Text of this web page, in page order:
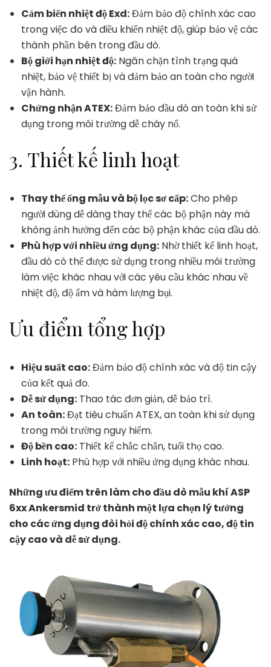
Cảm biến nhiệt độ Exd:Đảm bảo độ chính xác cao
trong việc đo và điều khiển nhiệt độ, giúp bảo vệ các
thành phần bên trong đầu dò.
Bộ giới hạn nhiệt độ: Ngăn chặn tình trạng quá
nhiệt, bảo vệ thiết bị và đảm bảo an toàn cho người
vận hành.
Chứng nhận ATEX:Đảm bảo đầu dò an toàn khi sử
dụng trong môi trường dễ cháy nổ.
3. Thiết kế linh hoạt
Thay thế ống mẫu và bộ lọc sơ cấp:Cho phép
người dùng dễ dàng thay thế các bộ phận này mà
không ảnh hưởng đến các bộ phận khác của đầu dò.
Phù hợp với nhiều ứng dụng: Nhờ thiết kế linh hoạt,
đầu dò có thể được sử dụng trong nhiều môi trường
làm việc khác nhau với các yêu cầu khác nhau về
nhiệt độ, độ ẩm và hàm lượng bụi.
Ưu điểm tổng hợp
Hiệu suất cao:Đảm bảo độ chính xác và độ tin cậy
của kết quả đo.
Dễ sử dụng: Thao tác đơn giản, dễ bảo trì.
An toàn:Đạt tiêu chuẩn ATEX, an toàn khi sử dụng
trong môi trường nguy hiểm.
Độ bền cao: Thiết kế chắc chắn, tuổi thọ cao.
Linh hoạt: Phù hợp với nhiều ứng dụng khác nhau.
Những ưu điểm trên làm cho đầu dò mẫu khí ASP
6xx Ankersmid trở thành một lựa chọn lý tưởng
cho các ứng dụng đòi hỏi độ chính xác cao, độ tin
cậy cao và dễ sử dụng.